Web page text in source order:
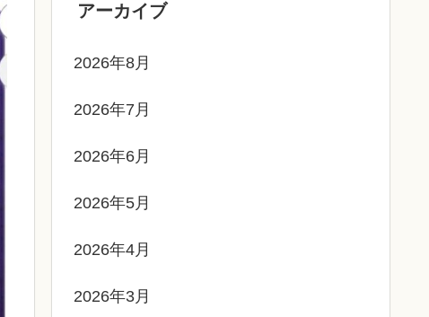
アーカイブ
2026年8月
2026年7月
2026年6月
2026年5月
2026年4月
2026年3月